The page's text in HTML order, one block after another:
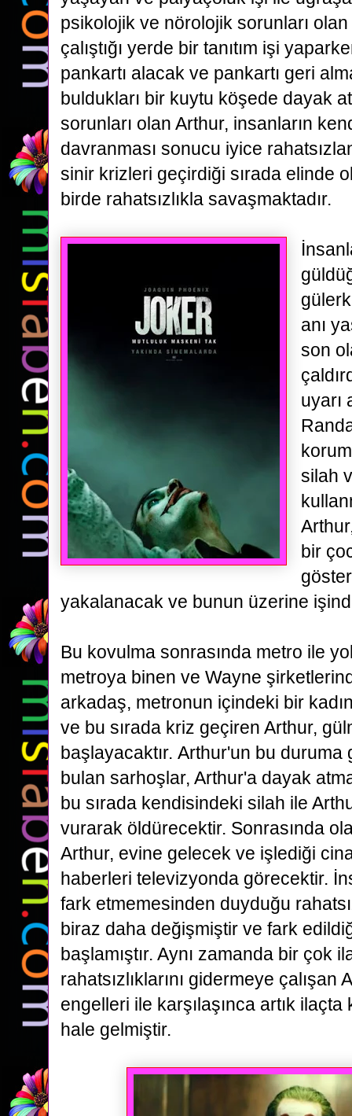
psikolojik ve nörolojik sorunları
çalıştığı yerde bir tanıtım işi
pankartı alacak ve pankartı geri
buldukları bir kuytu köşede dayak
sorunları olan Arthur, insanların
davranması sonucu iyice
sinir krizleri geçirdiği sırada elinde
birde rahatsızlıkla savaşmaktadır.
anı
son
uyarı
silah
bir
yakalanacak ve bunun üzerine
Bu kovulma sonrasında metro ile
metroya binen ve Wayne
arkadaş, metronun içindeki bir
ve bu sırada kriz geçiren Arthur,
başlayacaktır. Arthur'un bu duruma
bulan sarhoşlar, Arthur'a dayak
bu sırada kendisindeki silah ile
vurarak öldürecektir. Sonrasında
Arthur, evine gelecek ve işlediği
haberleri televizyonda görecektir.
fark etmemesinden duyduğu
biraz daha değişmiştir ve fark
başlamıştır. Aynı zamanda bir çok
rahatsızlıklarını gidermeye çalışan
engelleri ile karşılaşınca artık
hale gelmiştir.